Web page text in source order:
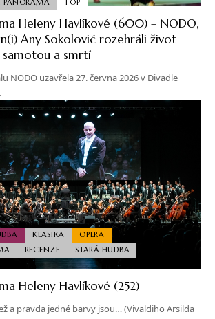
PANORAMA TOP
Heleny Havlíkové (600) – NODO,
Any Sokolović rozehráli život
samotou a smrtí
NODO uzavřela 27. června 2026 v Divadle
KLASIKA
OPERA
RECENZE
STARÁ HUDBA
Heleny Havlíkové (252)
a pravda jedné barvy jsou… (Vivaldiho Arsilda